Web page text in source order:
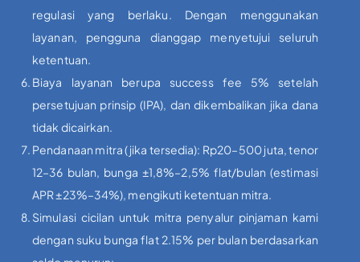
regulasi yang berlaku. Dengan menggunakan
layanan, pengguna dianggap menyetujui seluruh
ketentuan.
Biaya layanan berupa success fee 5% setelah
persetujuan prinsip (IPA), dan dikembalikan jika dana
tidak dicairkan.
Pendanaan mitra (jika tersedia): Rp20–500 juta, tenor
12–36 bulan, bunga ±1,8%–2,5% flat/bulan (estimasi
APR ±23%–34%), mengikuti ketentuan mitra.
Simulasi cicilan untuk mitra penyalur pinjaman kami
dengan suku bunga flat 2.15% per bulan berdasarkan